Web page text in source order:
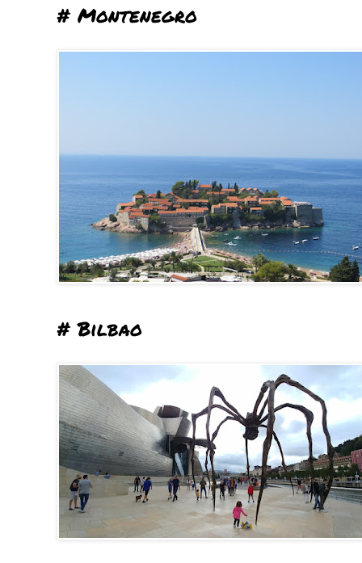
# Montenegro
# Bilbao